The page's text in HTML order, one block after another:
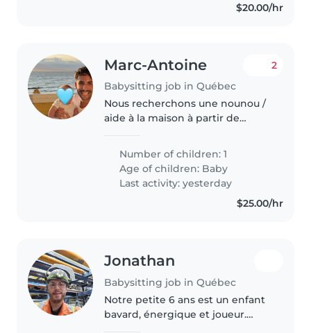
$20.00/hr
Marc-Antoine
Babysitting job in Québec
2
Nous recherchons une nounou /
aide à la maison à partir de
sommes une jeune famille dans
le secteur Saint-Sacrement à la
recherche d'une personne de
Number of children: 1
Age of children: Baby
Last activity: yesterday
$25.00/hr
Jonathan
Babysitting job in Québec
Notre petite 6 ans est un enfant
bavard, énergique et joueur.